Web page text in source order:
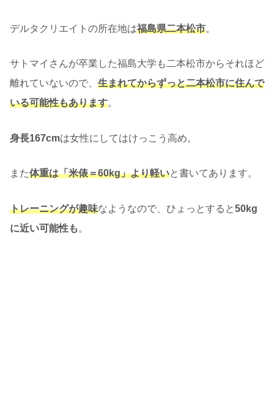
デルタクリエイトの所在地は福島県二本松市。
サトマイさんが卒業した福島大学も二本松市からそれほど
離れていないので、 生まれてからずっと二本松市に住んで
いる可能性もあります。
身長167cmは女性にしてはけっこう高め。
また体重は「米俵＝60kg」より軽いと書いてあります。
トレーニングが趣味なようなので、ひょっとすると50kg
に近い可能性も 。